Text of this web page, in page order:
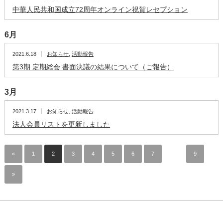
中華人民共和国成立72周年オンライン祝賀レセプション
6月
2021.6.18 お知らせ, 活動報告
第3期 定期総会 書面決議の結果について（ご報告）
3月
2021.3.17 お知らせ, 活動報告
法人会員リストを更新しました
« 1 2 3 4 5 6 7 9
»